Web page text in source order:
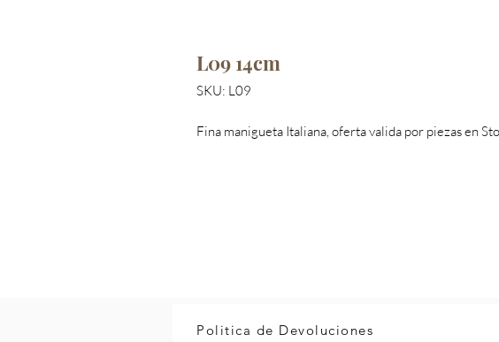
L09 14cm
SKU: L09
Fina manigueta Italiana, oferta valida por piezas en
Politica de Devoluciones